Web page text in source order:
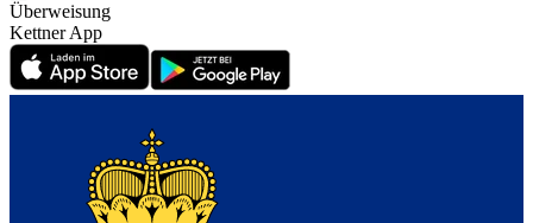
Überweisung
Kettner App